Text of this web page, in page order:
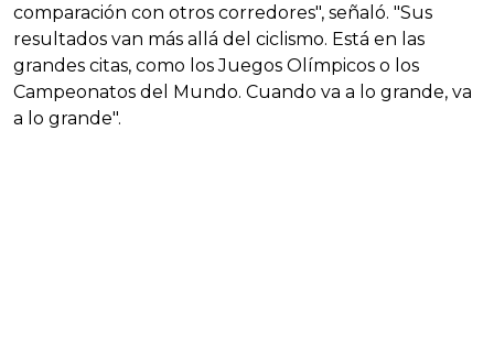
comparación con otros corredores", señaló. "Sus
resultados van más allá del ciclismo. Está en las
grandes citas, como los Juegos Olímpicos o los
Campeonatos del Mundo. Cuando va a lo grande, va
a lo grande".